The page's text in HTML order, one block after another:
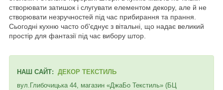
створювати затишок і слугувати елементом декору, але й не
створювати незручностей під час прибирання та прання.
Сьогодні кухню часто об'єднує з вітальні, що надає великий
простір для фантазії під час вибору штор.
НАШ САЙТ: ДЕКОР ТЕКСТИЛЬ
вул.Глибочицька 44, магазин «ДжаБо Текстиль» (БЦ